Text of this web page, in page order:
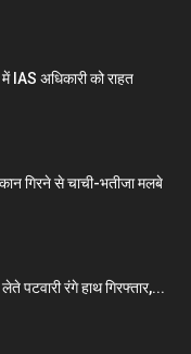
IAS अधिकारी को राहत
गिरने से चाची-भतीजा मलबे
पटवारी रंगे हाथ गिरफ्तार,...